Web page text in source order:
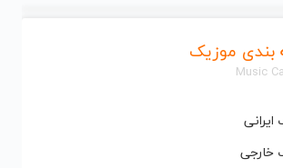
بندی موزیک
Music
ایرانی
خارجی